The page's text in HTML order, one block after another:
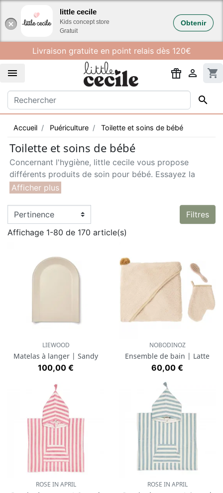
little cecile
Kids concept store
Gratuit
Obtenir
Livraison gratuite en point relais dès 120€
  shopping_cart

Accueil Puériculture Toilette et soins de bébé
Toilette et soins de bébé
Concernant l'hygiène, little cecile vous propose
différents produits de soin pour bébé. Essayez la
cape de bain
nomade à la fois chic et pratique pour changer bébé
en toute circonstance. Cela fait partie du nécessaire
de voyage avec la trousse de toilette qui devront être
Filtres
Affichage 1-80 de 170 article(s)
LIEWOOD
Matelas à langer | Sandy
Prix
100,00 €
NOBODINOZ
Ensemble de bain | Latte
Prix
60,00 €
ROSE IN APRIL ROSE IN APRIL